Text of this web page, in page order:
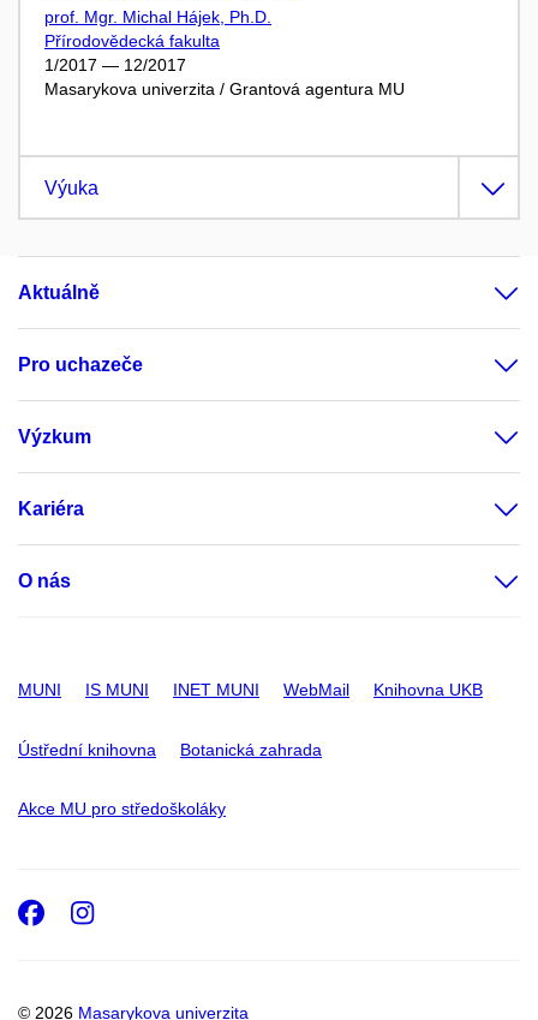
prof. Mgr. Michal Hájek, Ph.D.
Přírodovědecká fakulta
1/2017 — 12/2017
Masarykova univerzita / Grantová agentura MU
Výuka
Aktuálně
Pro uchazeče
Výzkum
Kariéra
O nás
MUNI IS MUNI INET MUNI WebMail Knihovna UKB
Ústřední knihovna Botanická zahrada
Akce MU pro středoškoláky
© 2026 Masarykova univerzita
Facebook
Instagram